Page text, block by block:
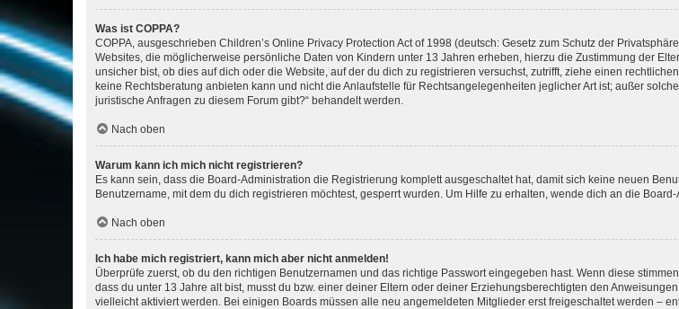
Was ist COPPA?
COPPA, ausgeschrieben Children’s Online Privacy Protection Act of 1998 (deutsch: Gesetz zum Schutz der
Websites, die möglicherweise persönliche Daten von Kindern unter 13 Jahren erheben, hierzu die Zustimmung der
unsicher bist, ob dies auf dich oder die Website, auf der du dich zu registrieren versuchst, zutrifft, ziehe einen
keine Rechtsberatung anbieten kann und nicht die Anlaufstelle für Rechtsangelegenheiten jeglicher Art ist; außer
juristische Anfragen zu diesem Forum gibt?“ behandelt werden.
Nach oben
Warum kann ich mich nicht registrieren?
Es kann sein, dass die Board-Administration die Registrierung komplett ausgeschaltet hat, damit sich keine neuen
Benutzername, mit dem du dich registrieren möchtest, gesperrt wurden. Um Hilfe zu erhalten, wende dich an die
Nach oben
Ich habe mich registriert, kann mich aber nicht anmelden!
Überprüfe zuerst, ob du den richtigen Benutzernamen und das richtige Passwort eingegeben hast. Wenn diese
dass du unter 13 Jahre alt bist, musst du bzw. einer deiner Eltern oder deiner Erziehungsberechtigten den
vielleicht aktiviert werden. Bei einigen Boards müssen alle neu angemeldeten Mitglieder erst freigeschaltet werden –